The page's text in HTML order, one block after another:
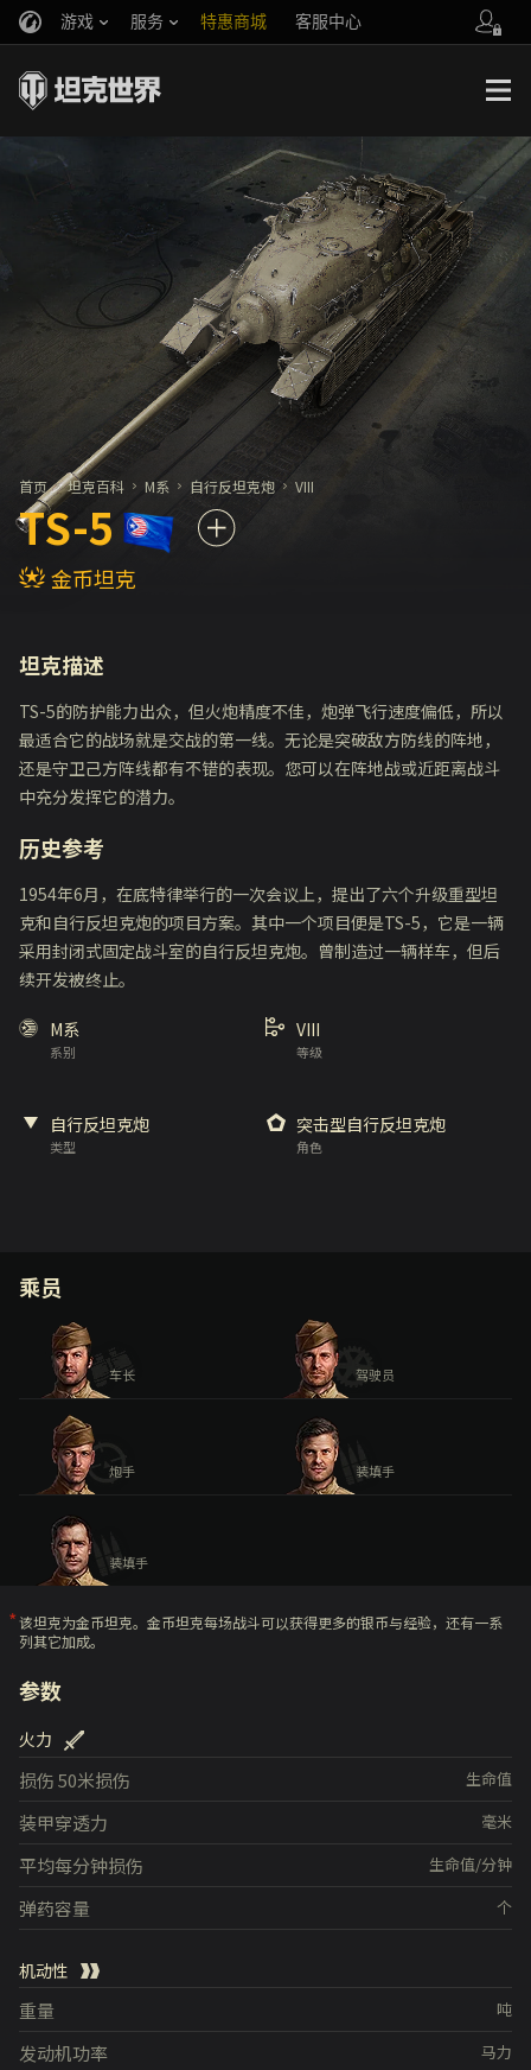
游戏 服务 特惠商城 客服中心
你好，吾久
万圣节
《以战止战》
官方自媒体
首页 坦克百科 M系 自行反坦克炮 VIII
TS-5
金币坦克
坦克描述
TS-5的防护能力出众，但火炮精度不佳，炮弹飞行速度偏低，所以
最适合它的战场就是交战的第一线。无论是突破敌方防线的阵地，
还是守卫己方阵线都有不错的表现。您可以在阵地战或近距离战斗
中充分发挥它的潜力。
历史参考
1954年6月，在底特律举行的一次会议上，提出了六个升级重型坦
克和自行反坦克炮的项目方案。其中一个项目便是TS-5，它是一辆
采用封闭式固定战斗室的自行反坦克炮。曾制造过一辆样车，但后
续开发被终止。
系别
M系
等级
VIII
类型
自行反坦克炮
角色
突击型自行反坦克炮
乘员
车长 驾驶员
炮手 装填手
装填手
该坦克为金币坦克。金币坦克每场战斗可以获得更多的银币与经验，还有一系
列其它加成。
参数
火力
生命值
损伤50米损伤
毫米
装甲穿透力
生命值/分钟
平均每分钟损伤
个
弹药容量
机动性
吨
重量
马力
发动机功率